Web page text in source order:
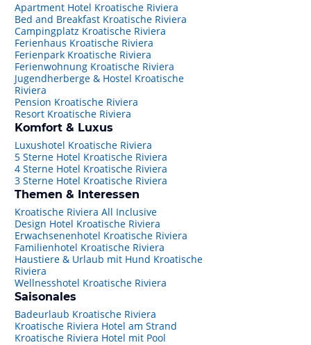
Apartment Hotel Kroatische Riviera
Bed and Breakfast Kroatische Riviera
Campingplatz Kroatische Riviera
Ferienhaus Kroatische Riviera
Ferienpark Kroatische Riviera
Ferienwohnung Kroatische Riviera
Jugendherberge & Hostel Kroatische
Riviera
Pension Kroatische Riviera
Resort Kroatische Riviera
Komfort & Luxus
Luxushotel Kroatische Riviera
5 Sterne Hotel Kroatische Riviera
4 Sterne Hotel Kroatische Riviera
3 Sterne Hotel Kroatische Riviera
Themen & Interessen
Kroatische Riviera All Inclusive
Design Hotel Kroatische Riviera
Erwachsenenhotel Kroatische Riviera
Familienhotel Kroatische Riviera
Haustiere & Urlaub mit Hund Kroatische
Riviera
Wellnesshotel Kroatische Riviera
Saisonales
Badeurlaub Kroatische Riviera
Kroatische Riviera Hotel am Strand
Kroatische Riviera Hotel mit Pool